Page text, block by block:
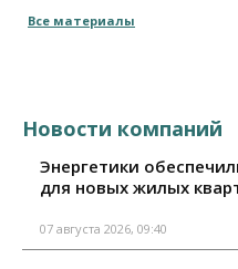
Все материалы
Новости компаний
Энергетики
для новых жилых
07 августа 2026, 09:40